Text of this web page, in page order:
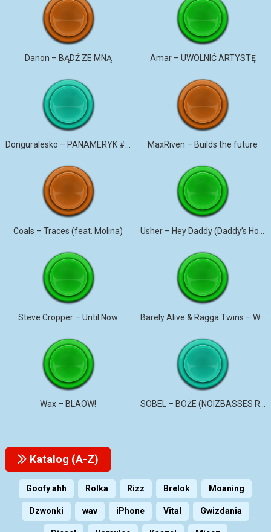
Danon – BĄDŹ ZE MNĄ Amar – UWOLNIĆ ARTYSTĘ
MaxRiven – Builds the future
Coals – Traces (feat. Molina)
Steve Cropper – Until Now Barely Alive & Ragga Twins – We Set It
Wax – BLAOW!
Katalog (A-Z)
Goofy ahh Rolka Rizz Brelok Moaning
Dzwonki wav iPhone Vital Gwizdania